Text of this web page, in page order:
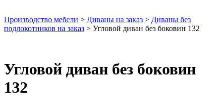
Производство мебели > Диваны на заказ > Диваны без
подлокотников на заказ > Угловой диван без боковин 132
Угловой диван без боковин
132